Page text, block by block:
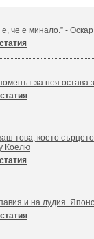
че е минало.” -
за нея остава
това, което
Коелю
и на лудия.